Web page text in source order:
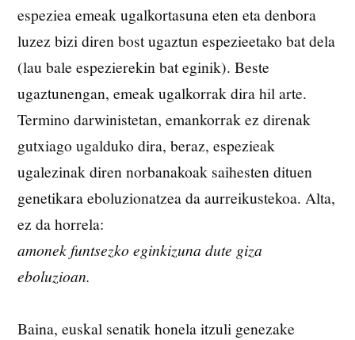
espeziea emeak ugalkortasuna eten eta denbora
luzez bizi diren bost ugaztun espezieetako bat dela
(lau bale espezierekin bat eginik). Beste
ugaztunengan, emeak ugalkorrak dira hil arte.
Termino darwinistetan, emankorrak ez direnak
gutxiago ugalduko dira, beraz, espezieak
ugalezinak diren norbanakoak saihesten dituen
genetikara eboluzionatzea da aurreikustekoa. Alta,
ez da horrela:
amonek funtsezko eginkizuna dute giza
eboluzioan.
Baina, euskal senatik honela itzuli genezake